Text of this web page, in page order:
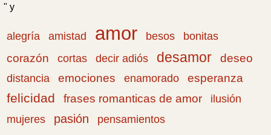
" y
alegría amistad amor besos
bonitas
corazón
cortas decir adiós desamor deseo
distancia emociones enamorado esperanza
felicidad frases romanticas de amor
ilusión
mujeres
pasión pensamientos